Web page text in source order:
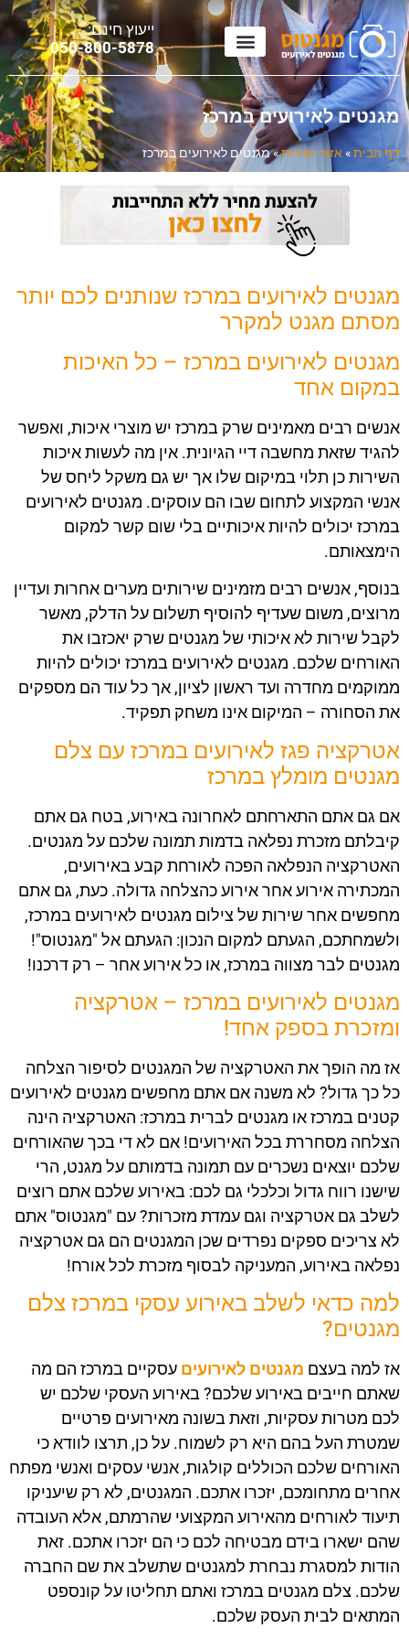
ייעוץ חינם:
050-800-5878
מגנטים לאירועים במרכז
דף הבית»אזורי שירות»מגנטים לאירועים במרכז
מגנטים לאירועים במרכז שנותנים לכם יותר
מסתם מגנט למקרר
מגנטים לאירועים במרכז – כל האיכות
במקום אחד
אנשים רבים מאמינים שרק במרכז יש מוצרי איכות, ואפשר
להגיד שזאת מחשבה דיי הגיונית. אין מה לעשות איכות
השירות כן תלוי במיקום שלו אך יש גם משקל ליחס של
אנשי המקצוע לתחום שבו הם עוסקים. מגנטים לאירועים
במרכז יכולים להיות איכותיים בלי שום קשר למקום
הימצאותם.
בנוסף, אנשים רבים מזמינים שירותים מערים אחרות ועדיין
מרוצים, משום שעדיף להוסיף תשלום על הדלק, מאשר
לקבל שירות לא איכותי של מגנטים שרק יאכזבו את
האורחים שלכם. מגנטים לאירועים במרכז יכולים להיות
ממוקמים מחדרה ועד ראשון לציון, אך כל עוד הם מספקים
את הסחורה – המיקום אינו משחק תפקיד.
אטרקציה פגז לאירועים במרכז עם צלם
מגנטים מומלץ במרכז
אם גם אתם התארחתם לאחרונה באירוע, בטח גם אתם
קיבלתם מזכרת נפלאה בדמות תמונה שלכם על מגנטים.
האטרקציה הנפלאה הפכה לאורחת קבע באירועים,
המכתירה אירוע אחר אירוע כהצלחה גדולה. כעת, גם אתם
מחפשים אחר שירות של צילום מגנטים לאירועים במרכז,
ולשמחתכם, הגעתם למקום הנכון: הגעתם אל "מגנטוס"!
מגנטים לבר מצווה במרכז, או כל אירוע אחר – רק דרכנו!
מגנטים לאירועים במרכז – אטרקציה
ומזכרת בספק אחד!
אז מה הופך את האטרקציה של המגנטים לסיפור הצלחה
כל כך גדול? לא משנה אם אתם מחפשים מגנטים לאירועים
קטנים במרכז או מגנטים לברית במרכז: האטרקציה הינה
הצלחה מסחררת בכל האירועים! אם לא די בכך שהאורחים
שלכם יוצאים נשכרים עם תמונה בדמותם על מגנט, הרי
שישנו רווח גדול וכלכלי גם לכם: באירוע שלכם אתם רוצים
לשלב גם אטרקציה וגם עמדת מזכרות? עם "מגנטוס" אתם
לא צריכים ספקים נפרדים שכן המגנטים הם גם אטרקציה
נפלאה באירוע, המעניקה לבסוף מזכרת לכל אורח!
למה כדאי לשלב באירוע עסקי במרכז צלם
מגנטים?
אז למה בעצם מגנטים לאירועיםעסקיים במרכז הם מה
שאתם חייבים באירוע שלכם? באירוע העסקי שלכם יש
לכם מטרות עסקיות, וזאת בשונה מאירועים פרטיים
שמטרת העל בהם היא רק לשמוח. על כן, תרצו לוודא כי
האורחים שלכם הכוללים קולגות, אנשי עסקים ואנשי מפתח
אחרים מתחומכם, יזכרו אתכם. המגנטים, לא רק שיעניקו
תיעוד לאורחים מהאירוע המקצועי שהרמתם, אלא העובדה
שהם ישארו בידם מבטיחה לכם כי הם יזכרו אתכם. זאת
הודות למסגרת נבחרת למגנטים שתשלב את שם החברה
שלכם. צלם מגנטים במרכז ואתם תחליטו על קונספט
המתאים לבית העסק שלכם.